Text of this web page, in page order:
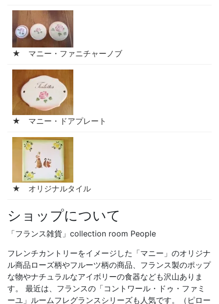
★ マニー・ファニチャーノブ
★ マニー・ドアプレート
★ オリジナルタイル
ショップについて
「フランス雑貨」collection room People
フレンチカントリーをイメージした「マニー」のオリジナ
ル商品ローズ柄やフルーツ柄の商品、フランス製のポップ
な物やナチュラルなアイボリーの食器なども沢山ありま
す。 最近は、フランスの「コントワール・ドゥ・ファミ
ーユ」ルームフレグランスシリーズも人気です。（ピロー